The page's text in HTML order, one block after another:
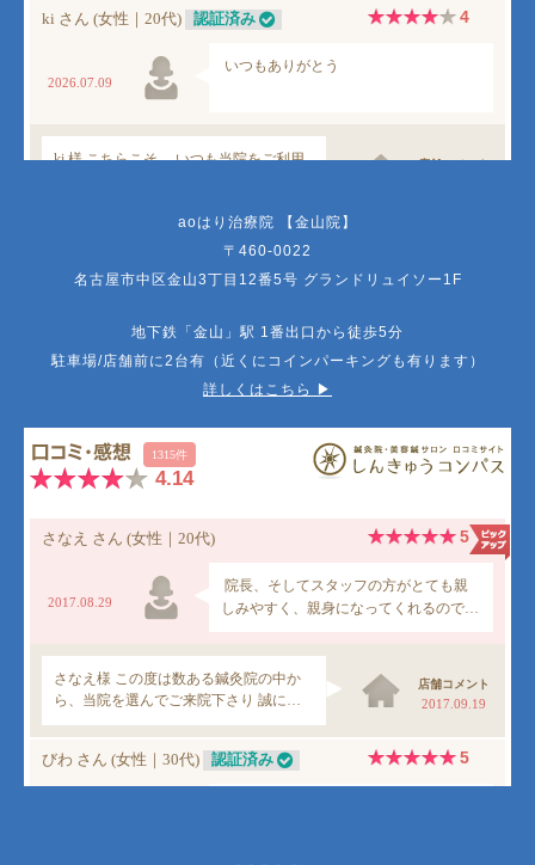
aoはり治療院 【金山院】
〒460-0022
名古屋市中区金山3丁目12番5号 グランドリュイソー1F
地下鉄「金山」駅 1番出口から徒歩5分
駐車場/店舗前に2台有（近くにコインパーキングも有ります）
詳しくはこちら ▶︎